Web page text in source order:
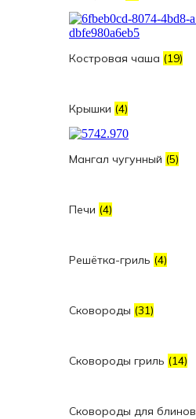
Костровая чаша (19)
Крышки (4)
Мангал чугунный (5)
Печи (4)
Решётка-гриль (4)
Сковороды (31)
Сковороды гриль (14)
Сковороды для блинов